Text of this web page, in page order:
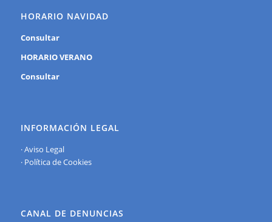
HORARIO NAVIDAD
Consultar
HORARIO VERANO
Consultar
INFORMACIÓN LEGAL
·Aviso Legal
· Política de Cookies
CANAL DE DENUNCIAS